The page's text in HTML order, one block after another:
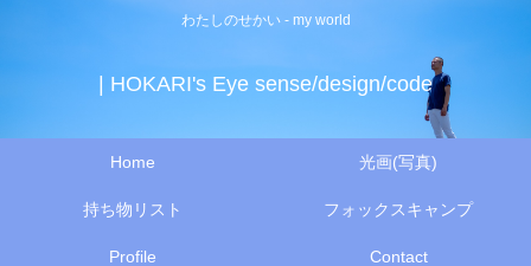
わたしのせかい - my world
| HOKARI's Eye sense/design/code
Home 光画(写真)
持ち物リスト フォックスキャンプ
Profile Contact